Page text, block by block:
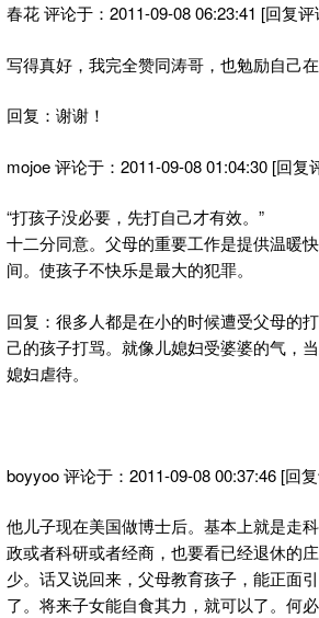
春花 评论于：2011-09-08 06:23:41 [回复
写得真好，我完全赞同涛哥，也勉励自己
回复：谢谢！
mojoe 评论于：2011-09-08 01:04:30 [回复
“打孩子没必要，先打自己才有效。”
十二分同意。父母的重要工作是提供温暖
间。使孩子不快乐是最大的犯罪。
回复：很多人都是在小的时候遭受父母的
己的孩子打骂。就像儿媳妇受婆婆的气，
媳妇虐待。
boyyoo 评论于：2011-09-08 00:37:46 [回
他儿子现在美国做博士后。基本上就是走
政或者科研或者经商，也要看已经退休的
少。话又说回来，父母教育孩子，能正面
了。将来子女能自食其力，就可以了。何